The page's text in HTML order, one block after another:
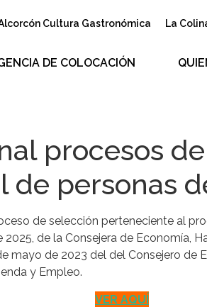
Cultura Gastronómica La
DE COLOCACIÓN
procesos
de personas
de selección perteneciente al
de la Consejera de Economía,
mayo de 2023 del del Consejero de
y Empleo.
VER AQUÍ